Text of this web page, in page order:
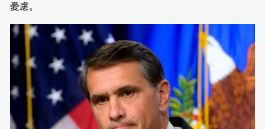
憂慮。